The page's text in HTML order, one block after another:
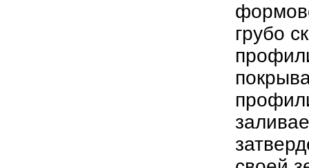
грубо